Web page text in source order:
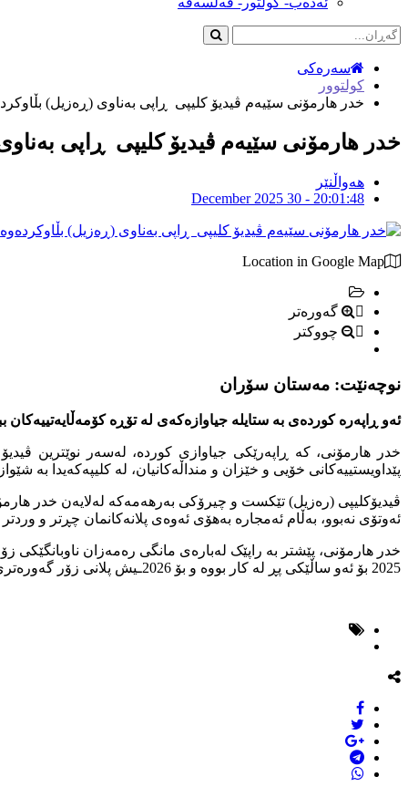
سەرەکی
کولتوور
خدر هارمۆنی سێیەم ڤیدیۆ کلیپی ڕاپی بەناوی (ڕەزیل)
خدر هارمۆنی سێیەم ڤیدیۆ کلیپی ڕاپی
هەواڵنێر
December 2025 30 - 20:01:48
Location in Google Map
گەورەتر
چووکتر
نوچەنێت: مەستان سۆران
ئەو ڕاپەرە كوردەی بە ستایلە جیاوازەکەی لە تۆڕە
خدر هارمۆنی، كە ڕاپەرێکی جیاوازی کوردە، لەسەر نوێترین
پێداویستییەکانی خۆیی و خێزان و منداڵەکانیان، لە کلیپەكەیدا
ڤیدیۆکلیپی (رەزیل) تێکست و چیرۆکی بەرهەمەکە لەلایەن خدر
ئەوتۆی نەبوو، بەڵام ئەمجارە بەهۆی ئەوەی پلانەکانمان چڕتر و
خدر هارمۆنی، پێشتر بە راپێک لەبارەی مانگی رەمەزان ناوبانگێکی
2025 بۆ ئەو ساڵێکی پڕ لە کار بووە و بۆ 2026ـیش پلانی زۆر گەورەتری هەیە بۆ ئەوەی بەرهەمی جوانتر و کوالێتی بەرزتر پێشکێشی هەوادارانی بکات.